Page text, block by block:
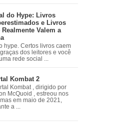
do Hype: Livros
e Livros
Realmente Valem a
hype. Certos livros caem
dos leitores e você
rede social ...
Kombat 2
Kombat , dirigido por
McQuoid , estreou nos
em maio de 2021,
a ...